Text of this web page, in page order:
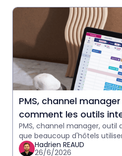
PMS, channel
comment les outils
PMS, channel manager, outil
que beaucoup d'hôtels
exactement comment ils se
Hadrien REAUD
26/6/2026